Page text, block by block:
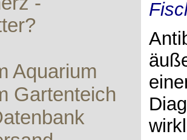
Aquarium
Gartenteich